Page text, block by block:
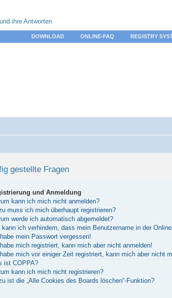
ihre Antworten
DOWNLOAD ONLINE-FAQ REGISTRY
gestellte Fragen
und Anmeldung
kann ich mich nicht anmelden?
muss ich mich überhaupt registrieren?
werde ich automatisch abgemeldet?
kann ich verhindern, dass mein Benutzername in der
habe mein Passwort vergessen!
habe mich registriert, kann mich aber nicht anmelden!
habe mich vor einiger Zeit registriert, kann mich aber nicht
ist COPPA?
kann ich mich nicht registrieren?
ist die „Alle Cookies des Boards löschen“-Funktion?